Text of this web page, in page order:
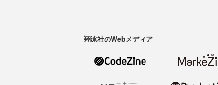
翔泳社のWebメディア